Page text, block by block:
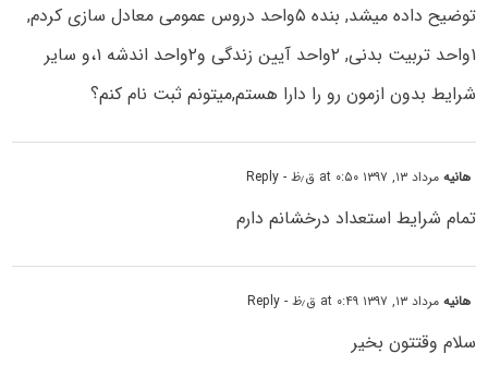
توضیح داده میشد, بنده ۵واحد دروس عمومی معادل سازی کردم,
۱واحد تربیت بدنی, ۲واحد آیین زندگی و۲واحد اندشه ۱،و سایر
شرایط بدون ازمون رو را دارا هستم,میتونم ثبت نام کنم؟
هانیهمرداد ۱۳, ۱۳۹۷ at ۰:۵۰ ق٫ظ - Reply
تمام شرایط استعداد درخشانم دارم
هانیهمرداد ۱۳, ۱۳۹۷ at ۰:۴۹ ق٫ظ - Reply
سلام وقتتون بخیر